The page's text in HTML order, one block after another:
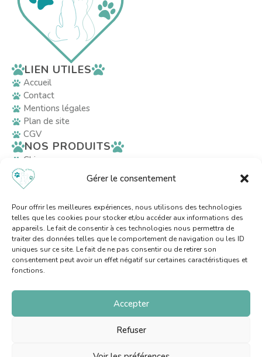
Gérer le consentement
Pour offrir les meilleures expériences, nous utilisons des technologies
telles que les cookies pour stocker et/ou accéder aux informations des
appareils. Le fait de consentir à ces technologies nous permettra de
traiter des données telles que le comportement de navigation ou les ID
uniques sur ce site. Le fait de ne pas consentir ou de retirer son
consentement peut avoir un effet négatif sur certaines caractéristiques et
fonctions.
Accepter
Refuser
LIEN UTILES
Accueil
Contact
Mentions légales
Plan de site
CGV
NOS PRODUITS
Chiens
Chats
Décoration
AVEC LE SOUTIEN